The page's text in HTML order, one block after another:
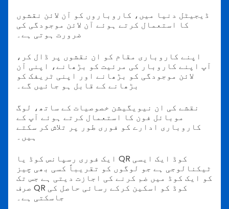
ڈیجیٹل دنیا میں، کاروباروں کو آن لائن نقشوں
کا استعمال کرتے ہوئے آن لائن موجودگی کی
ضرورت ہوتی ہے۔
اپنے کاروباری مقام کو ان نقشوں پر ڈال کر،
آپ اپنے کاروبار کی مرئیت کو بڑھانے، اپنی آن
لائن موجودگی کو بڑھانے اور اپنی ٹریفک کو
بڑھانے کے قابل ہو جائیں گے۔
نقشے کی ان نیویگیشن خصوصیات کے ساتھ، لوگ
موبائل فون کا استعمال کرتے ہوئے آپ کے
کاروباری ادارے کو فوری طور پر تلاش کر سکتے
ہیں۔
ایک فوری رسپانس کوڈ یا QR کوڈ ایک ایسی
ٹیکنالوجی ہے جو لوگوں کو تقریباً کسی بھی چیز
کو ایک کوڈ میں ضم کرنے کی اجازت دیتی ہے جس تک
صرف QR کوڈ کو اسکین کرکے رسائی حاصل کی
جاسکتی ہے۔